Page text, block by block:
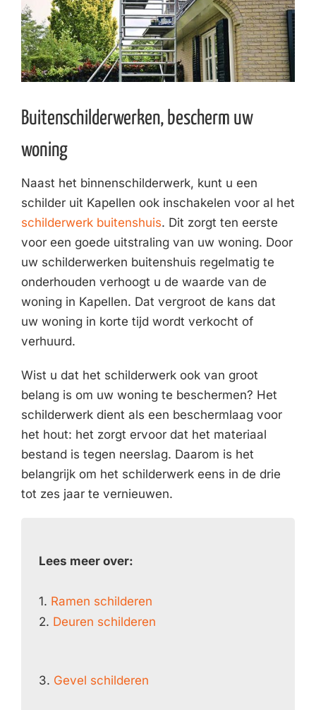
Buitenschilderwerken, bescherm uw
woning
Naast het binnenschilderwerk, kunt u een
schilder uit Kapellen ook inschakelen voor al het
schilderwerk buitenshuis. Dit zorgt ten eerste
voor een goede uitstraling van uw woning. Door
uw schilderwerken buitenshuis regelmatig te
onderhouden verhoogt u de waarde van de
woning in Kapellen. Dat vergroot de kans dat
uw woning in korte tijd wordt verkocht of
verhuurd.
Wist u dat het schilderwerk ook van groot
belang is om uw woning te beschermen? Het
schilderwerk dient als een beschermlaag voor
het hout: het zorgt ervoor dat het materiaal
bestand is tegen neerslag. Daarom is het
belangrijk om het schilderwerk eens in de drie
tot zes jaar te vernieuwen.
Lees meer over:
1. Ramen schilderen
2. Deuren schilderen
3. Gevel schilderen